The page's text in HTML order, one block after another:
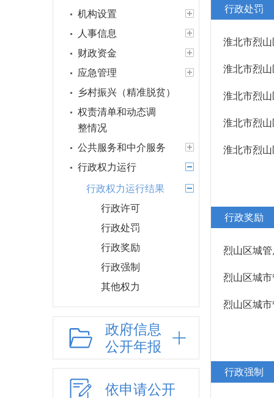
机构设置
人事信息
财政资金
应急管理
乡村振兴（精准脱贫）
权责清单和动态调
整情况
公共服务和中介服务
行政权力运行
行政权力运行结果
行政许可
行政处罚
行政奖励
行政强制
其他权力
行政许可和行政处
罚双公示
行政执法公示
“双随机一公开”
网上政务服务
政府信息
公开年报
依申请公开
行政处罚
淮北市烈
淮北市烈
淮北市烈
淮北市烈
淮北市烈
行政奖励
烈山区城
烈山区城
烈山区城
行政强制